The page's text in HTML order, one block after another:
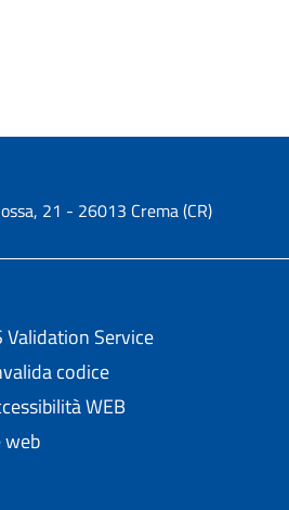
21 - 26013 Crema (CR)
Validation Service
codice
WEB
web